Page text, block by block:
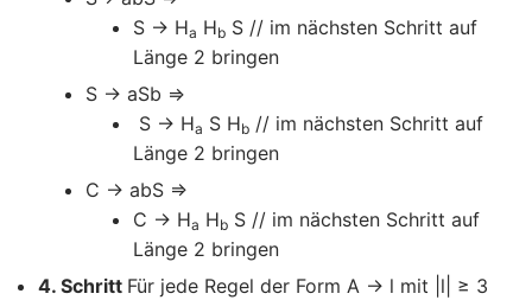
S → Ha Hb S // im nächsten Schritt auf
Länge 2 bringen
S → aSb =>
S → Ha S Hb // im nächsten Schritt auf
Länge 2 bringen
C → abS =>
C → Ha Hb S // im nächsten Schritt auf
Länge 2 bringen
4. Schritt Für jede Regel der Form A → l mit |l| ≥ 3